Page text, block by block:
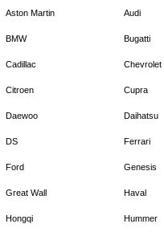
Aston Martin Audi
BMW Bugatti
Cadillac Chevrolet
Citroen Cupra
Daewoo Daihatsu
DS Ferrari
Ford Genesis
Great Wall Haval
Hongqi Hummer